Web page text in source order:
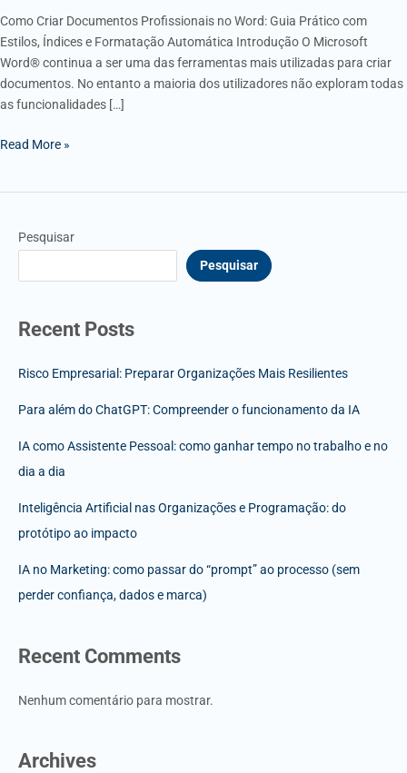
Como Criar Documentos Profissionais no Word: Guia Prático com
Estilos, Índices e Formatação Automática Introdução O Microsoft
Word® continua a ser uma das ferramentas mais utilizadas para criar
documentos. No entanto a maioria dos utilizadores não exploram todas
as funcionalidades […]
Read More »
Pesquisar
Pesquisar
Recent Posts
Risco Empresarial: Preparar Organizações Mais Resilientes
Para além do ChatGPT: Compreender o funcionamento da IA
IA como Assistente Pessoal: como ganhar tempo no trabalho e no
dia a dia
Inteligência Artificial nas Organizações e Programação: do
protótipo ao impacto
IA no Marketing: como passar do “prompt” ao processo (sem
perder confiança, dados e marca)
Recent Comments
Nenhum comentário para mostrar.
Archives